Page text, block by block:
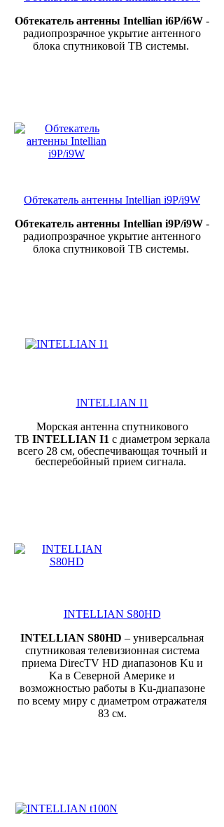
Обтекатель антенны Intellian i6P/i6W -
радиопрозрачное укрытие антенного
блока спутниковой ТВ системы.
Обтекатель антенны Intellian i9P/i9W
Обтекатель антенны Intellian i9P/i9W -
радиопрозрачное укрытие антенного
блока спутниковой ТВ системы.
INTELLIAN I1
Морская антенна спутникового
ТВ INTELLIAN I1 с диаметром зеркала
всего 28 см, обеспечивающая точный и
бесперебойный прием сигнала.
INTELLIAN S80HD
INTELLIAN S80HD – универсальная
спутниковая телевизионная система
приема DirecTV HD диапазонов Ku и
Ka в Северной Америке и
возможностью работы в Ku-диапазоне
по всему миру с диаметром отражателя
83 см.